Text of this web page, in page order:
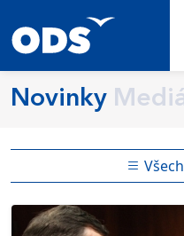
Novinky